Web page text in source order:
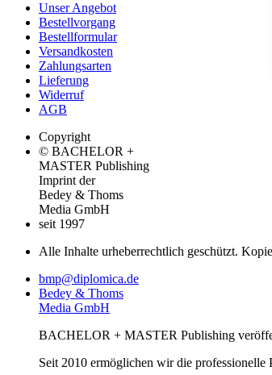
Unser Angebot
Bestellvorgang
Bestellformular
Versandkosten
Zahlungsarten
Lieferung
Widerruf
AGB
Copyright
© BACHELOR +
MASTER Publishing
Imprint der
Bedey & Thoms
Media GmbH
seit 1997
Alle Inhalte urheberrechtlich geschützt.
bmp@diplomica.de
Bedey & Thoms
Media GmbH
BACHELOR + MASTER Publishing
Seit 2010 ermöglichen wir die professionelle